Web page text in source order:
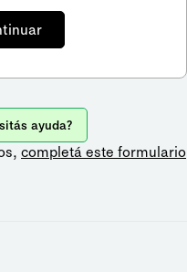
ayuda?
completá este formulario